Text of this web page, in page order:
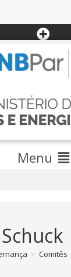
Menu
> Comitês